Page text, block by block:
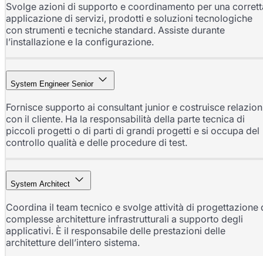
Svolge azioni di supporto e coordinamento per una
applicazione di servizi, prodotti e soluzioni tecnologiche
con strumenti e tecniche standard. Assiste durante
l’installazione e la configurazione.
System Engineer Senior
Fornisce supporto ai consultant junior e costruisce
con il cliente. Ha la responsabilità della parte tecnica di
piccoli progetti o di parti di grandi progetti e si occupa del
controllo qualità e delle procedure di test.
System Architect
Coordina il team tecnico e svolge attività di progettazione
complesse architetture infrastrutturali a supporto degli
applicativi. È il responsabile delle prestazioni delle
architetture dell’intero sistema.